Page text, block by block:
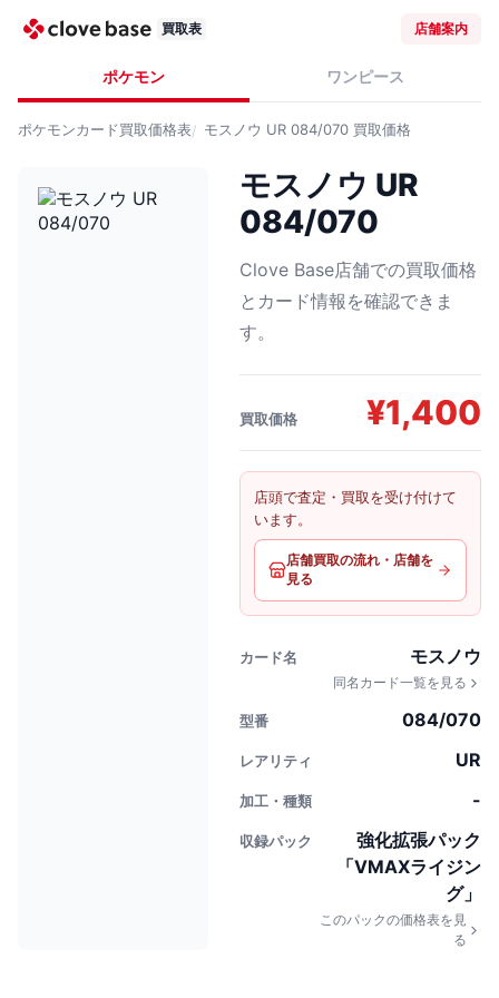
買取表 店舗案内
ポケモン ワンピース
ポケモンカード買取価格表 モスノウ UR 084/070 買取価格
モスノウ UR
084/070
Clove Base店舗での買取価格
とカード情報を確認できま
す。
買取価格 ¥1,400
店頭で査定・買取を受け付けて
います。
店舗買取の流れ・店舗を
見る
カード名 モスノウ
同名カード一覧を見る
型番 084/070
レアリティ UR
加工・種類 -
収録パック
強化拡張パック
「VMAXライジン
グ」
このパックの価格表を見
る